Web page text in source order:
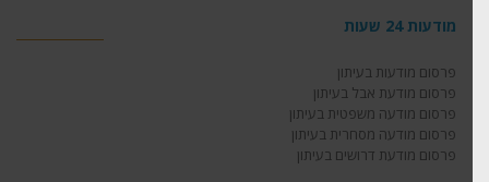
מודעות 24 שעות
פרסום מודעות בעיתון
פרסום מודעת אבל בעיתון
פרסום מודעה משפטית בעיתון
פרסום מודעה מסחרית בעיתון
פרסום מודעת דרושים בעיתון